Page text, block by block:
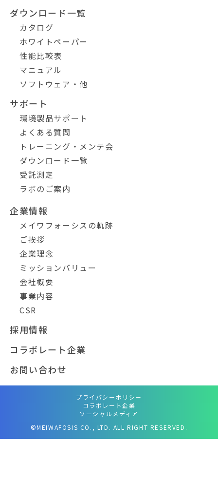
ダウンロード一覧
カタログ
ホワイトペーパー
性能比較表
マニュアル
ソフトウェア・他
サポート
環境製品サポート
よくある質問
トレーニング・メンテ会
ダウンロード一覧
受託測定
ラボのご案内
企業情報
メイワフォーシスの軌跡
ご挨拶
企業理念
ミッションバリュー
会社概要
事業内容
CSR
採用情報
コラボレート企業
お問い合わせ
プライバシーポリシー
コラボレート企業
ソーシャルメディア
©MEIWAFOSIS CO., LTD. ALL RIGHT RESERVED.